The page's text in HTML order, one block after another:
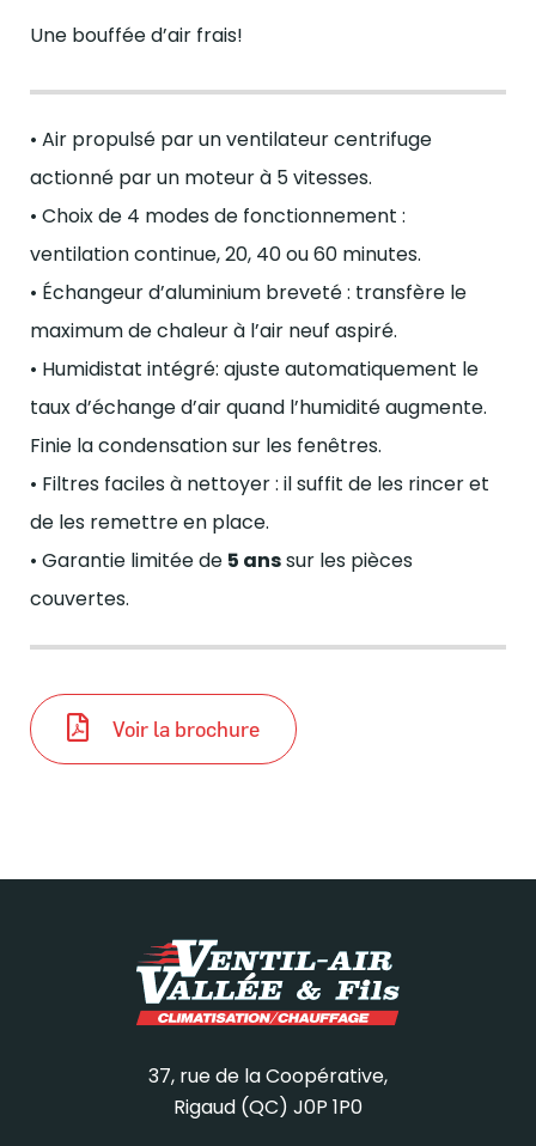
Une bouffée d’air frais!
• Air propulsé par un ventilateur centrifuge
actionné par un moteur à 5 vitesses.
• Choix de 4 modes de fonctionnement :
ventilation continue, 20, 40 ou 60 minutes.
• Échangeur d’aluminium breveté : transfère le
maximum de chaleur à l’air neuf aspiré.
• Humidistat intégré: ajuste automatiquement le
taux d’échange d’air quand l’humidité augmente.
Finie la condensation sur les fenêtres.
• Filtres faciles à nettoyer : il suffit de les rincer et
de les remettre en place.
• Garantie limitée de 5 anssur les pièces
couvertes.
Voir la brochure
37, rue de la Coopérative,
Rigaud (QC) J0P 1P0